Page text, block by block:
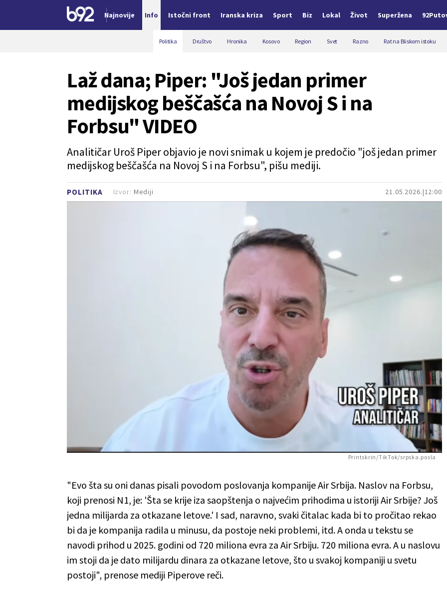
Najnovije Info Istočni front Iranska kriza Sport Biz Lokal Život Superžena
Politika Društvo Hronika Kosovo Region Svet Razno Rat na Bliskom istoku
POLITIKA 21.05.2026. 12:00
Laž dana; Piper: "Još jedan primer
medijskog beščašća na Novoj S i na
Forbsu" VIDEO
Analitičar Uroš Piper objavio je novi snimak u kojem je predočio "još jedan primer
medijskog beščašća na Novoj S i na Forbsu", pišu mediji.
Izvor: Mediji
Printskrin/TikTok/srpska.posla
"Evo šta su oni danas pisali povodom poslovanja kompanije Air Srbija. Naslov na Forbsu,
koji prenosi N1, je: 'Šta se krije iza saopštenja o najvećim prihodima u istoriji Air Srbije? Još
jedna milijarda za otkazane letove.' I sad, naravno, svaki čitalac kada bi to pročitao rekao
bi da je kompanija radila u minusu, da postoje neki problemi, itd. A onda u tekstu se
navodi prihod u 2025. godini od 720 miliona evra za Air Srbiju. 720 miliona evra. A u naslovu
im stoji da je dato milijardu dinara za otkazane letove, što u svakoj kompaniji u svetu
postoji", prenose mediji Piperove reči.